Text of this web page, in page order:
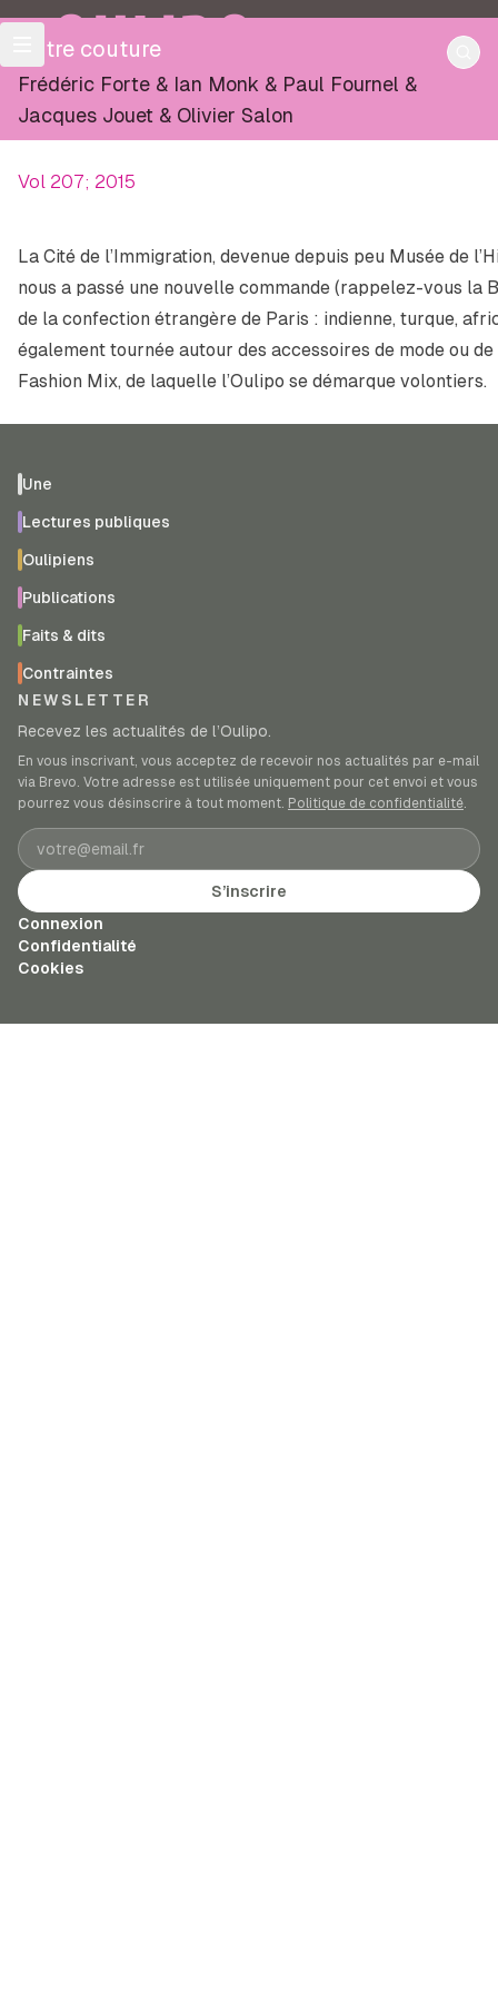
OULIPO
Autre couture
Frédéric Forte & Ian Monk & Paul Fournel &
Jacques Jouet & Olivier Salon
Vol 207; 2015
La Cité de l’Immigration, devenue depuis peu Musée de
nous a passé une nouvelle commande (rappelez-vous la
de la confection étrangère de Paris : indienne, turque,
également tournée autour des accessoires de mode ou
Fashion Mix, de laquelle l’Oulipo se démarque volontiers.
Une
Lectures publiques
Oulipiens
Publications
Faits & dits
Contraintes
NEWSLETTER
Recevez les actualités de l’Oulipo.
En vous inscrivant, vous acceptez de recevoir nos actualités par e-mail
via Brevo. Votre adresse est utilisée uniquement pour cet envoi et vous
pourrez vous désinscrire à tout moment. Politique de confidentialité.
Adresse e-mail
S’inscrire
Connexion
Confidentialité
Cookies